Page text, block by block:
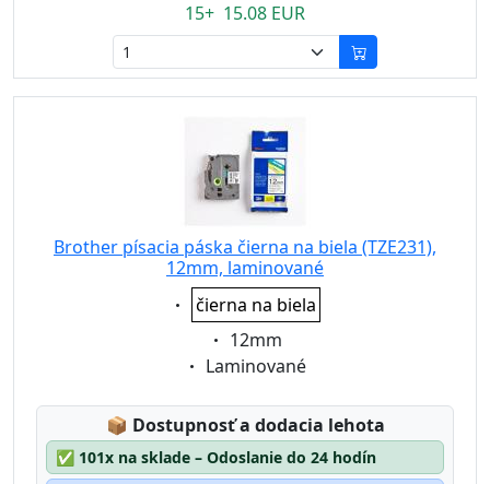
15+ 15.08 EUR
Brother písacia páska čierna na biela (TZE231),
12mm, laminované
Eigenschaft:
čierna na biela
Eigenschaft:
12mm
Eigenschaft:
Laminované
📦 Lagerstatus:
Dostupnosť a dodacia lehota
✅ 101x na sklade – Odoslanie do 24 hodín